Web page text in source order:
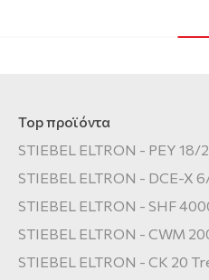
Top προϊόντα
STIEBEL ELTRON - PEY 18/
STIEBEL ELTRON - DCE-X
STIEBEL ELTRON - SHF
STIEBEL ELTRON - CWM
STIEBEL ELTRON - CK 20